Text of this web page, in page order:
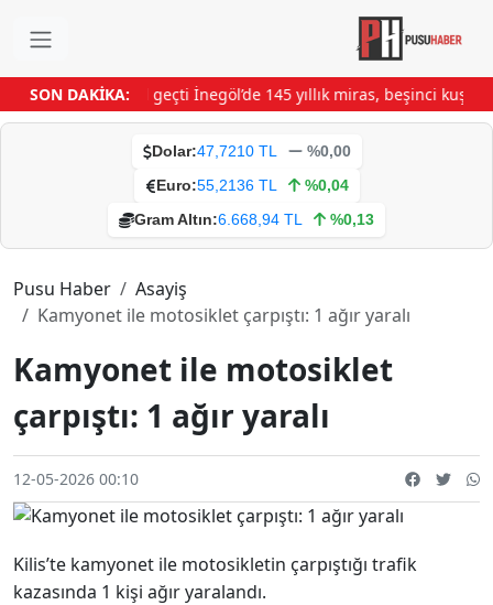
SON DAKİKA:
üzerinden 1 yıl geçtiİnegöl’de 145 yıllık miras, beşinci kuşağa
Dolar:47,7210 TL
%0,00
Euro:55,2136 TL
%0,04
Gram Altın:6.668,94 TL %0,13
Pusu Haber
Asayiş
Kamyonet ile motosiklet çarpıştı: 1 ağır yaralı
Kamyonet ile motosiklet
çarpıştı: 1 ağır yaralı
12-05-2026 00:10
Kilis’te kamyonet ile motosikletin çarpıştığı trafik
kazasında 1 kişi ağır yaralandı.